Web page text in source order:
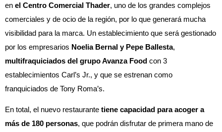
en el Centro Comercial Thader, uno de los grandes complejos
comerciales y de ocio de la región, por lo que generará mucha
visibilidad para la marca. Un establecimiento que será gestionado
por los empresarios Noelia Bernal y Pepe Ballesta,
multifraquiciados del grupo Avanza Food con 3
establecimientos Carl’s Jr., y que se estrenan como
franquiciados de Tony Roma’s.
En total, el nuevo restaurante tiene capacidad para acoger a
más de 180 personas, que podrán disfrutar de primera mano de